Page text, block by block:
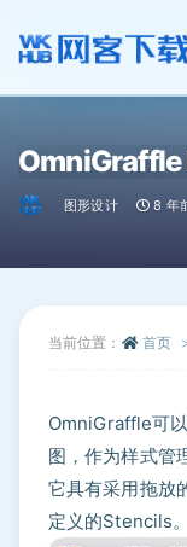
OmniGraffle
图形设计 8 年
当前位置： 首页
OmniGraffle可
图，作为样式管
它具有采用拖放
定义的Stencils。